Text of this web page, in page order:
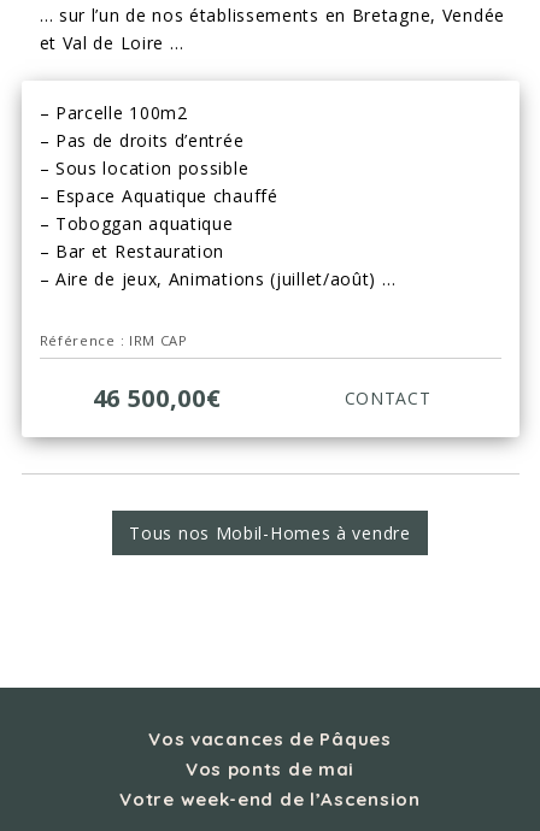
… sur l’un de nos établissements en Bretagne, Vendée
et Val de Loire …
– Parcelle 100m2
– Pas de droits d’entrée
– Sous location possible
– Espace Aquatique chauffé
– Toboggan aquatique
– Bar et Restauration
– Aire de jeux, Animations (juillet/août) …
Référence : IRM CAP
46 500,00€ CONTACT
Tous nos Mobil-Homes à vendre
Vos vacances de Pâques
Vos ponts de mai
Votre week-end de l’Ascension